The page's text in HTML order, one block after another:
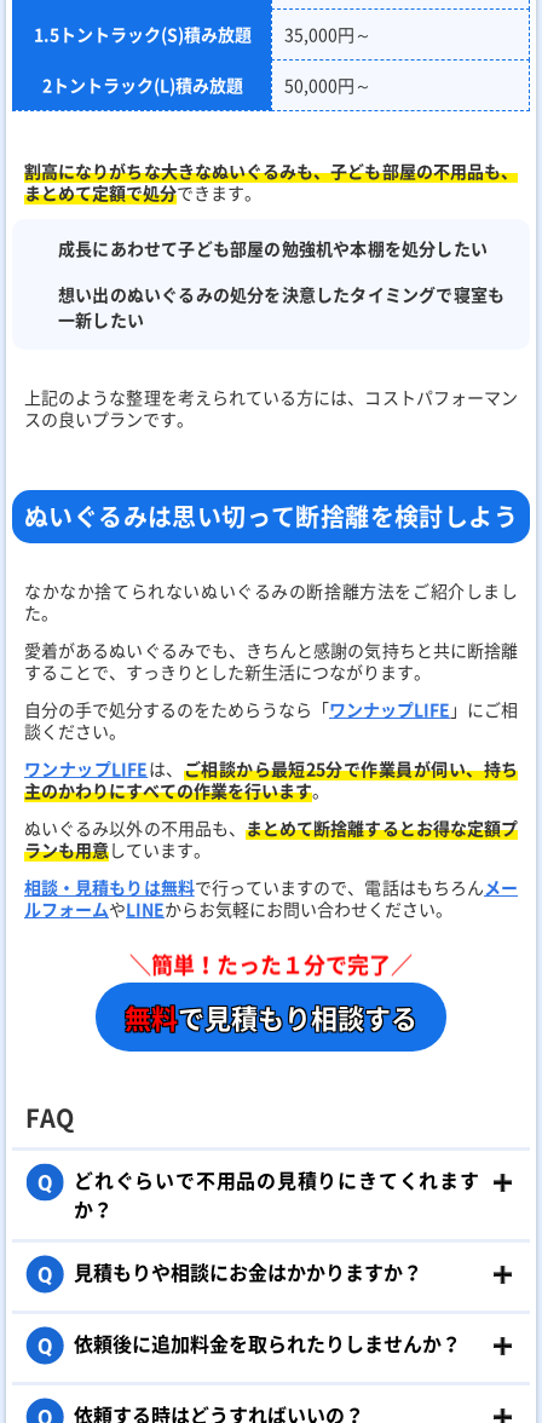
1.5トントラック(S)積み放題 35,000円～
2トントラック(L)積み放題 50,000円～
割高になりがちな大きなぬいぐるみも、子ども部屋の不用品も、
まとめて定額で処分できます。
成長にあわせて子ども部屋の勉強机や本棚を処分したい
想い出のぬいぐるみの処分を決意したタイミングで寝室も
一新したい
上記のような整理を考えられている方には、コストパフォーマン
スの良いプランです。
ぬいぐるみは思い切って断捨離を検討しよう
なかなか捨てられないぬいぐるみの断捨離方法をご紹介しまし
た。
愛着があるぬいぐるみでも、きちんと感謝の気持ちと共に断捨離
することで、すっきりとした新生活につながります。
自分の手で処分するのをためらうなら「ワンナップLIFE 」にご相
談ください。
ワンナップLIFEは、 ご相談から最短25分で作業員が伺い、持ち
主のかわりにすべての作業を行います。
ぬいぐるみ以外の不用品も、 まとめて断捨離するとお得な定額プ
ランも用意しています。
相談・見積もりは無料で行っていますので、電話はもちろんメー
ルフォームやLINEからお気軽にお問い合わせください。
＼簡単！たった１分で完了／
無料で見積もり相談する
FAQ
Q
どれぐらいで不用品の見積りにきてくれます
か？
Q 見積もりや相談にお金はかかりますか？
Q 依頼後に追加料金を取られたりしませんか？
Q 依頼する時はどうすればいいの？